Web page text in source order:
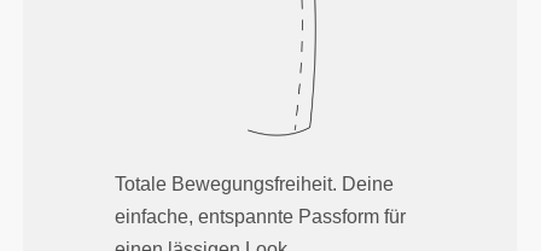
Totale Bewegungsfreiheit. Deine
einfache, entspannte Passform für